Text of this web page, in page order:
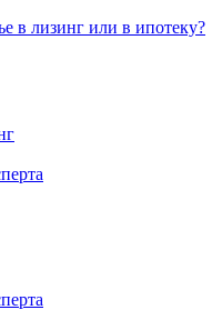
в лизинг или в ипотеку?